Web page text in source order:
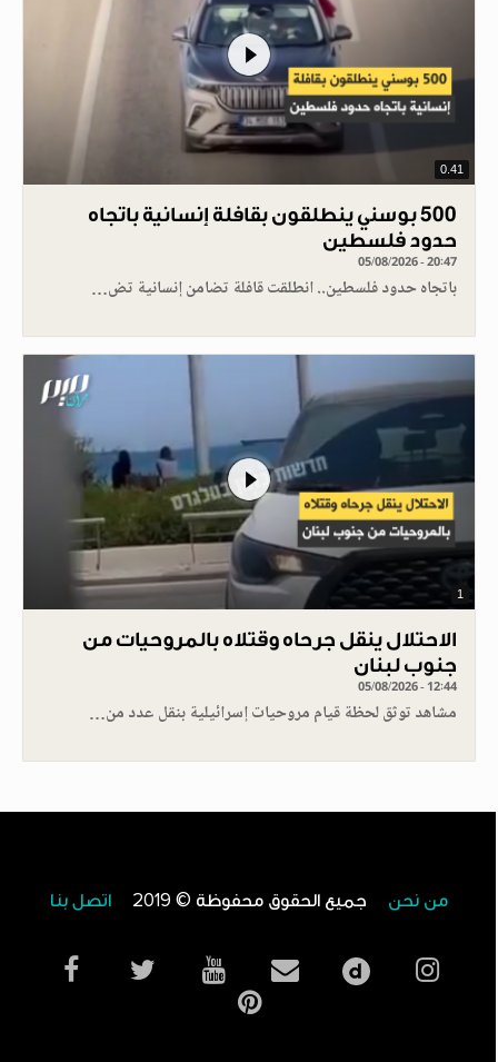
0.41
500 بوسني ينطلقون بقافلة إنسانية باتجاه
حدود فلسطين
05/08/2026 - 20:47
باتجاه حدود فلسطين.. انطلقت قافلة تضامن إنسانية تض…
1
الاحتلال ينقل جرحاه وقتلاه بالمروحيات من
جنوب لبنان
05/08/2026 - 12:44
مشاهد توثق لحظة قيام مروحيات إسرائيلية بنقل عدد من…
من نحن جميع الحقوق محفوظة © 2019 اتصل بنا